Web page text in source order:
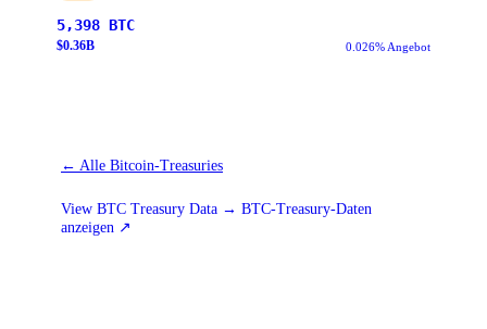
5,398 BTC
$0.36B 0.026% Angebot
← Alle Bitcoin-Treasuries
View BTC Treasury Data → BTC-Treasury-Daten
anzeigen ↗